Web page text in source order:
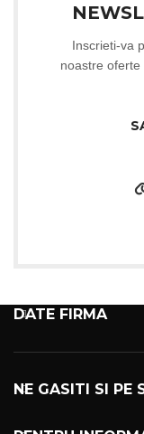
Inscrieti-va
noastre
DATE FIRMA
NE GASITI SI PE